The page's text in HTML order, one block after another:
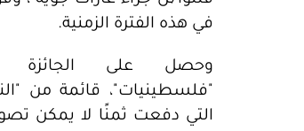
في هذه الفترة الزمنية.
وحصل على الجائزة
"فلسطينيات"، قائمة من
التي دفعت ثمنًا لا يمكن